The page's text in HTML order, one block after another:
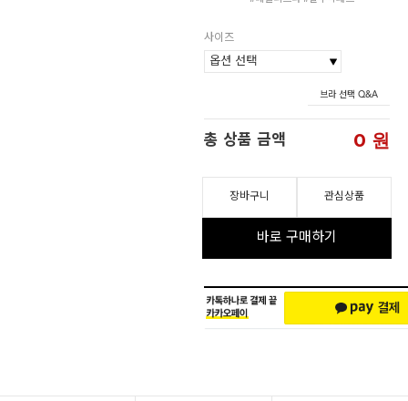
사이즈
브라 선택 Q&A
총 상품 금액 0 원
장바구니 관심상품
바로 구매하기